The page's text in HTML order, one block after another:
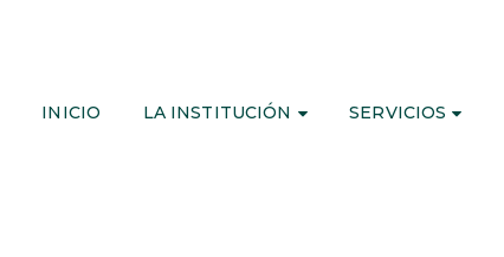
INICIO LA INSTITUCIÓN SERVICIOS